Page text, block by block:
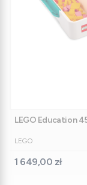
LEGO Education
PRODUCENT
LEGO
Cena
1 649,00 zł